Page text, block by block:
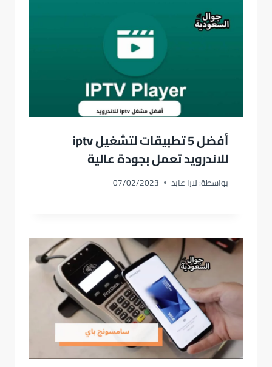
أفضل 5 تطبيقات لتشغيل iptv
للاندرويد تعمل بجودة عالية
بواسطة:لارا عابد 07/02/2023